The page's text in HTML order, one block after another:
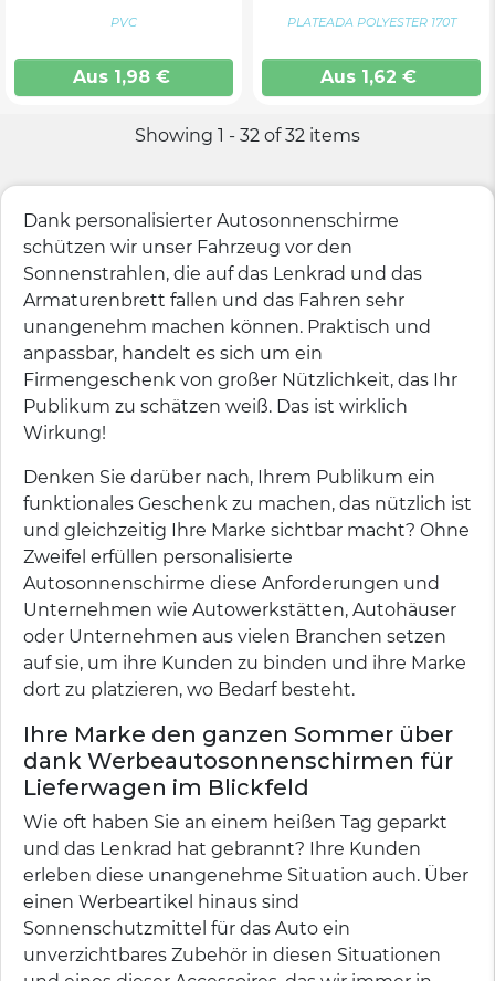
PVC
Aus1,98 €
PLATEADA POLYESTER 170T
Aus 1,62 €
Showing 1 - 32 of 32 items
Dank personalisierter Autosonnenschirme
schützen wir unser Fahrzeug vor den
Sonnenstrahlen, die auf das Lenkrad und das
Armaturenbrett fallen und das Fahren sehr
unangenehm machen können. Praktisch und
anpassbar, handelt es sich um ein
Firmengeschenk von großer Nützlichkeit, das Ihr
Publikum zu schätzen weiß. Das ist wirklich
Wirkung!
Denken Sie darüber nach, Ihrem Publikum ein
funktionales Geschenk zu machen, das nützlich ist
und gleichzeitig Ihre Marke sichtbar macht? Ohne
Zweifel erfüllen personalisierte
Autosonnenschirme diese Anforderungen und
Unternehmen wie Autowerkstätten, Autohäuser
oder Unternehmen aus vielen Branchen setzen
auf sie, um ihre Kunden zu binden und ihre Marke
dort zu platzieren, wo Bedarf besteht.
Ihre Marke den ganzen Sommer über
dank Werbeautosonnenschirmen für
Lieferwagen im Blickfeld
Wie oft haben Sie an einem heißen Tag geparkt
und das Lenkrad hat gebrannt? Ihre Kunden
erleben diese unangenehme Situation auch. Über
einen Werbeartikel hinaus sind
Sonnenschutzmittel für das Auto ein
unverzichtbares Zubehör in diesen Situationen